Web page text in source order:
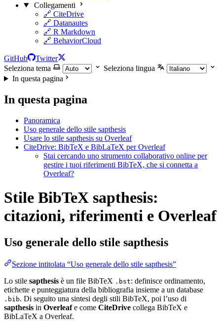
Collegamenti
🔗 CiteDrive
🔗 Datanautes
🔗 R Markdown
🔗 BehaviorCloud
GitHub
Twitter
Seleziona tema
Seleziona lingua
In questa pagina
In questa pagina
Panoramica
Uso generale dello stile sapthesis
Usare lo stile sapthesis su Overleaf
CiteDrive: BibTeX e BibLaTeX per Overleaf
Stai cercando uno strumento collaborativo online per
gestire i tuoi riferimenti BibTeX, che si connetta a
Overleaf?
Stile BibTeX sapthesis:
citazioni, riferimenti e Overleaf
Uso generale dello stile sapthesis
Sezione intitolata “Uso generale dello stile sapthesis”
Lo stile sapthesis è un file BibTeX .bst: definisce ordinamento,
etichette e punteggiatura della bibliografia insieme a un database
.bib. Di seguito una sintesi degli stili BibTeX, poi l’uso di
sapthesis in Overleafe come CiteDrive collega BibTeX e
BibLaTeX a Overleaf.